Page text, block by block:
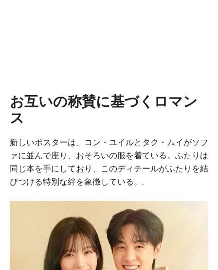
お互いの称賛に基づくロマン
ス
新しいポスターは、コン・ユイルとタク・ムイがソフ
ァに並んで座り、おそろいの服を着ている。ふたりは
同じ本を手にしており、このディテールがふたりを結
びつける特別な絆を象徴している。.